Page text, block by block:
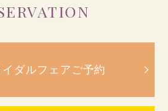
イダルフェアご予約